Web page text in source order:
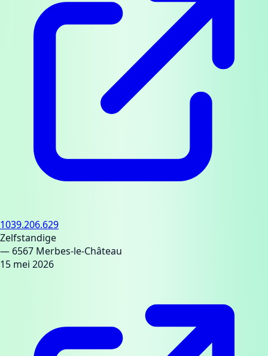
1039.206.629
Zelfstandige
— 6567 Merbes-le-Château
15 mei 2026